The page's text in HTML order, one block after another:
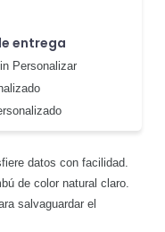
entrega
Personalizar
datos con facilidad.
de color natural claro.
salvaguardar el